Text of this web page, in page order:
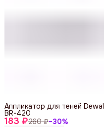
183 ₽260 ₽−30%
Аппликатор для теней Dewal
BR-420